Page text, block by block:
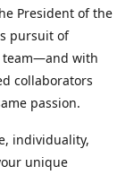
President of the
pursuit of
team—and with
collaborators
passion.
individuality,
unique